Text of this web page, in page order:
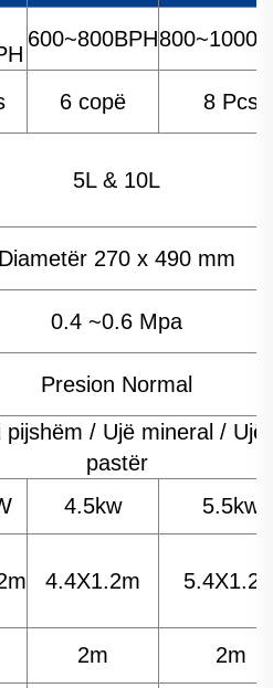
600~800BPH
6 copë
8 Pcs
5L & 10L
Diametër 270 x 490 mm
0.4 ~0.6 Mpa
Presion Normal
pijshëm / Ujë mineral / Ujë
pastër
4.5kw
5.5kw
4.4X1.2m
2m 2m